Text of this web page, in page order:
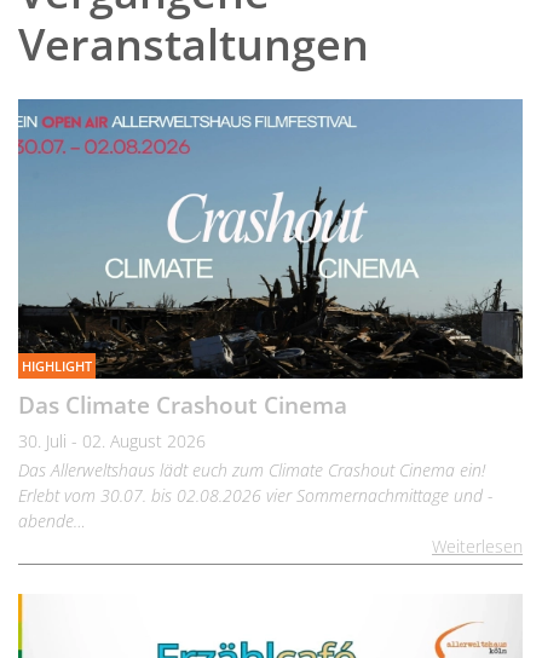
Veranstaltungen
HIGHLIGHT
Das Climate Crashout Cinema
30. Juli - 02. August 2026
Das Allerweltshaus lädt euch zum Climate Crashout Cinema ein!
Erlebt vom 30.07. bis 02.08.2026 vier Sommernachmittage und -
abende…
Weiterlesen